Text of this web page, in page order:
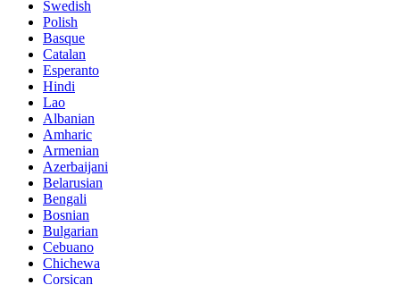
Swedish
Polish
Basque
Catalan
Esperanto
Hindi
Lao
Albanian
Amharic
Armenian
Azerbaijani
Belarusian
Bengali
Bosnian
Bulgarian
Cebuano
Chichewa
Corsican